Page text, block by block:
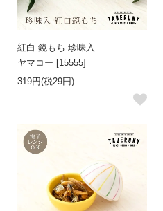
紅白 鏡もち 珍味入
ヤマコー [15555]
319円(税29円)